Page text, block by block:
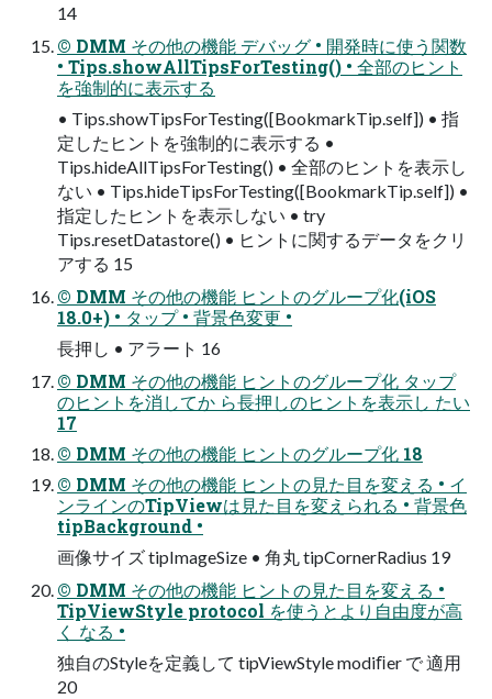
14
© DMM その他の機能 デバッグ • 開発時に使う関数
• Tips.showAllTipsForTesting() • 全部のヒント
を強制的に表示する
• Tips.showTipsForTesting([BookmarkTip.self]) • 指
定したヒントを強制的に表示する •
Tips.hideAllTipsForTesting() • 全部のヒントを表示し
ない • Tips.hideTipsForTesting([BookmarkTip.self]) •
指定したヒントを表示しない • try
Tips.resetDatastore() • ヒントに関するデータをクリ
アする 15
© DMM その他の機能 ヒントのグループ化(iOS
18.0+) • タップ • 背景色変更 •
長押し • アラート 16
© DMM その他の機能 ヒントのグループ化 タップ
のヒントを消してか ら長押しのヒントを表示し たい
17
© DMM その他の機能 ヒントのグループ化 18
© DMM その他の機能 ヒントの見た目を変える • イ
ンラインのTipViewは見た目を変えられる • 背景色
tipBackground •
画像サイズ tipImageSize • 角丸 tipCornerRadius 19
© DMM その他の機能 ヒントの見た目を変える •
TipViewStyle protocol を使うとより自由度が高
く なる •
独自のStyleを定義して tipViewStyle modiﬁer で 適用
20